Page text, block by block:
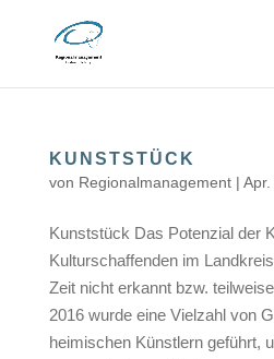
KUNSTSTÜCK
von Regionalmanagement| Apr.
Kunststück Das Potenzial der
Kulturschaffenden im
Zeit nicht erkannt bzw.
2016 wurde eine Vielzahl von
heimischen Künstlern geführt,